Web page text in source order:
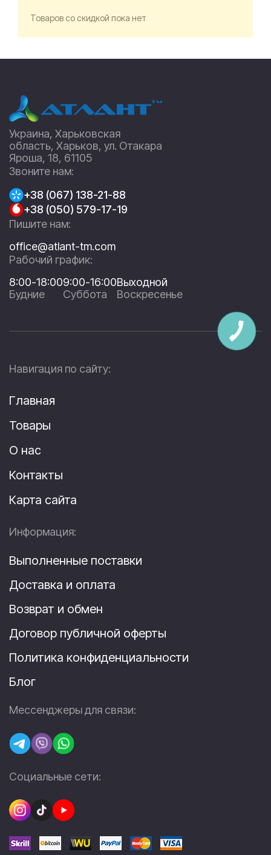
Товаров со скидкой пока нет
Украина, Харьковская
область, Харьков, ул. Отакара
Яроша, 18, 61105
Звоните нам:
+38 (067) 138-21-88
+38 (050) 579-17-19
Пишите нам:
office@atlant-tm.com
Рабочий график:
8:00-18:00
Будние
9:00-16:00
Суббота
Выходной
Воскресенье
Навигация по сайту:
Главная
Товары
О нас
Контакты
Карта сайта
Информация:
Выполненные поставки
Доставка и оплата
Возврат и обмен
Договор публичной оферты
Политика конфиденциальности
Блог
Мессенджеры для связи:
Социальные сети: